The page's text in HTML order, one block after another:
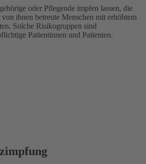
oder Pflegende impfen lassen, die
ihnen betreute Menschen mit erhöhtem
Solche Risikogruppen sind
Patientinnen und Patienten.